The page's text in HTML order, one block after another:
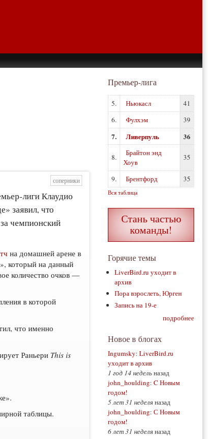
соперники
лиги Клаудио
заявил, что
чемпионский
на домашней арене в
который на данный
количество очков —
в которой
что именно
Раньери This is
таблицы.
Премьер-лига
5. Ньюкасл
41
6.
Фулхэм 39
7. Ливерпуль 36
8.
Брайтон энд
Хоув
35
9. Брентфорд 35
Вся таблица
Стань частью
команды!
Горячие темы
LiverBird.ru уходит в
архив
Пора взрослеть, Юрген
Запись на 19-е
подробнее
Новое в блогах
Ingumsky: LiverBird.ru
уходит в архив
1 год 14 недельназад
john_houlding: C Новым
годом!
5 лет 31 неделяназад
john_houlding: С Новым
годом!
6 лет 31 неделяназад